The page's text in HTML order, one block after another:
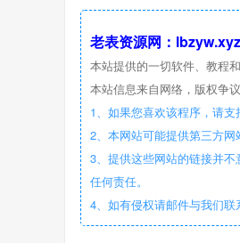
老表资源网：lbzyw.xyz
本站提供的一切软件、教程
本站信息来自网络，版权争
1、如果您喜欢该程序，请支
2、本网站可能提供第三方网
3、提供这些网站的链接并
任何责任。
4、如有侵权请邮件与我们联